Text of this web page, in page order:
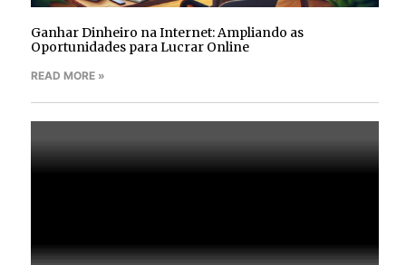
Ganhar Dinheiro na Internet: Ampliando as
Oportunidades para Lucrar Online
READ MORE »